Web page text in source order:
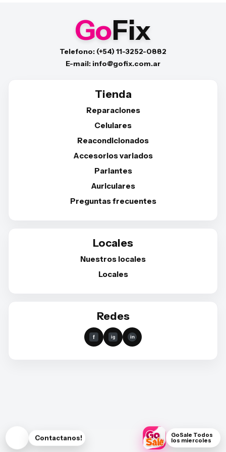
GoFix
Telefono: (+54) 11-3252-0882
E-mail: info@gofix.com.ar
Tienda
Reparaciones
Celulares
Reacondicionados
Accesorios variados
Parlantes
Auriculares
Preguntas frecuentes
Locales
Nuestros locales
Locales
Redes
Contactanos! GoSale Todos
los miercoles